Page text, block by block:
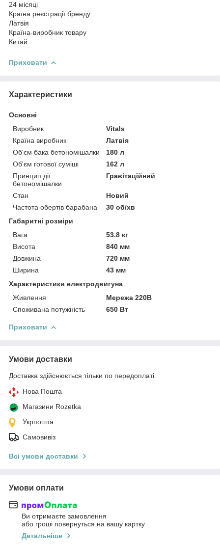
24 місяці
Країна реєстрації бренду
Латвія
Країна-виробник товару
Китай
Приховати
Характеристики
Основні
Виробник
Vitals
Країна виробник
Латвія
Об'єм бака бетономішалки
180 л
Об'єм готової суміші
162 л
Принцип дії
бетономішалки
Гравітаційний
Стан
Новий
Частота обертів барабана
30 об/хв
Габаритні розміри
Вага
53.8 кг
Висота
840 мм
Довжина
720 мм
Ширина
43 мм
Характеристики електродвигуна
Живлення
Мережа 220В
Споживана потужність
650 Вт
Приховати
Умови доставки
Доставка здійснюється тільки по передоплаті.
Нова Пошта
Магазини Rozetka
Укрпошта
Самовивіз
Всі умови доставки
Умови оплати
Ви отримаєте замовлення
або гроші повернуться на вашу картку
Детальніше